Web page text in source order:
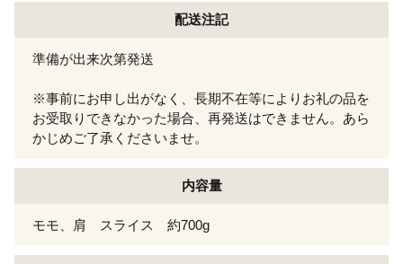
配送注記
準備が出来次第発送
※事前にお申し出がなく、長期不在等によりお礼の品を
お受取りできなかった場合、再発送はできません。あら
かじめご了承くださいませ。
内容量
モモ、肩 スライス 約700g